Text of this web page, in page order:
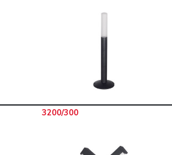
3200/300